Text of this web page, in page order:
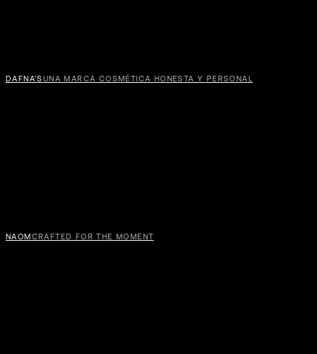
NAOM CRAFTED FOR THE MOMENT
DAFNA’SUNA MARCA COSMÉTICA HONESTA Y PERSONAL